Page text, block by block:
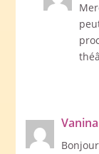
Vanina